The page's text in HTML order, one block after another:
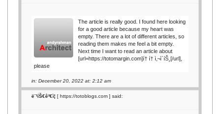
The article is really good. I found here looking
for a good article because my heart was
empty. There are a lot of different articles, so
reading them makes me feel a bit empty.
Next time I want to read an article about
[url=https://totomargin.com]í† í† ì‚¬ì´íŠ¸[/url],
please
in: December 20, 2022 at: 2:12 am
ë¨¹íŠ€ê²€ì¦ [https://totoblogs.com ] said: